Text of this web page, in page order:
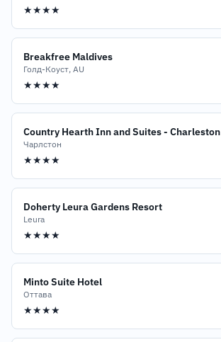
★★★★
Breakfree Maldives
Голд-Коуст, AU
★★★★
Country Hearth Inn and Suites - Charleston
Чарлстон
★★★★
Doherty Leura Gardens Resort
Leura
★★★★
Minto Suite Hotel
Оттава
★★★★